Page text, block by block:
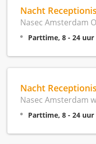
Nacht
Nasec Amsterdam
Parttime, 8 - 24
Nacht
Nasec Amsterdam
Parttime, 8 - 24